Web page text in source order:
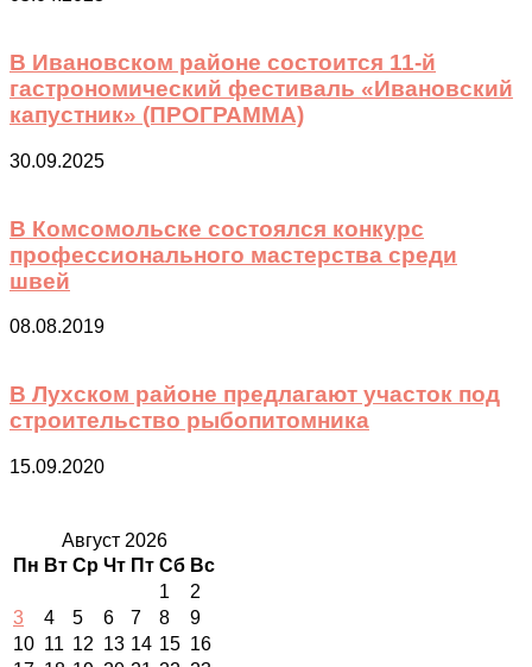
В Ивановском районе состоится 11-й
гастрономический фестиваль «Ивановский
капустник» (ПРОГРАММА)
30.09.2025
В Комсомольске состоялся конкурс
профессионального мастерства среди
швей
08.08.2019
В Лухском районе предлагают участок под
строительство рыбопитомника
15.09.2020
Август 2026
Пн Вт Ср Чт Пт Сб Вс
1
2
3
4 5 6 7 8
9
10 11 12 13 14 15 16